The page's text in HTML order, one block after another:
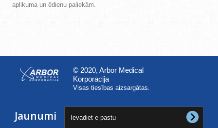
aplikuma un ēdienu paliekām.
© 2020, Arbor Medical
Korporācija
Visas tiesības aizsargātas.
Jaunumi